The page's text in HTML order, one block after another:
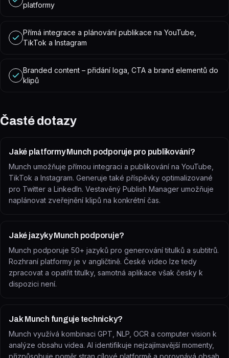
platformy
Přímá integrace a plánování publikace na YouTube,
TikTok a Instagram
Branded content – přidání loga, CTA a brand elementů do
klipů
Časté dotazy
Jaké platformy Munch podporuje pro publikování?
Munch umožňuje přímou integraci a publikování na YouTube,
TikTok a Instagram. Generuje také příspěvky optimalizované
pro Twitter a LinkedIn. Vestavěný Publish Manager umožňuje
naplánovat zveřejnění klipů na konkrétní čas.
Jaké jazyky Munch podporuje?
Munch podporuje 50+ jazyků pro generování titulků a subtitrů.
Rozhraní platformy je v angličtině. České video lze tedy
zpracovat a opatřit titulky, samotná aplikace však česky k
dispozici není.
Jak Munch funguje technicky?
Munch využívá kombinaci GPT, NLP, OCR a computer vision k
analýze obsahu videa. AI identifikuje nejzajímavější momenty,
přizpůsobuje poměr stran cílové platformě a porovnává obsah